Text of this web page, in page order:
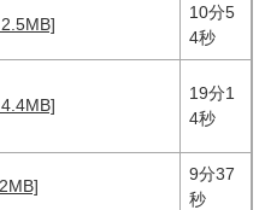
10分5
4秒
19分1
4秒
9分37
秒